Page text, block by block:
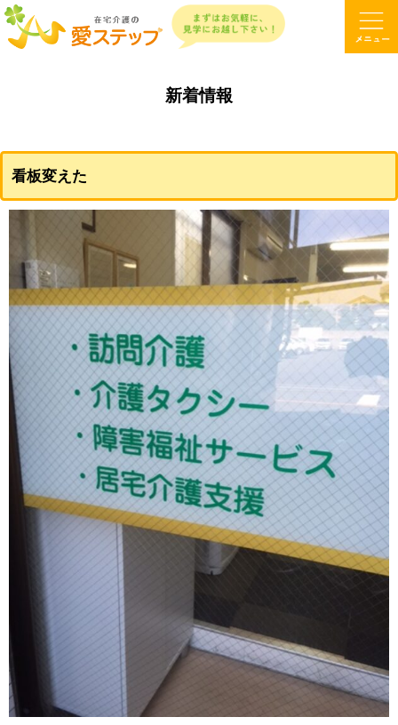
新着情報
看板変えた